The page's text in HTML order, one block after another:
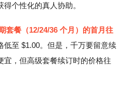
个性化的真人协助。
套餐（12/24/36 个月）的首月往
低至 $1.00。但是，千万要留意续
宜，但高级套餐续订时的价格往